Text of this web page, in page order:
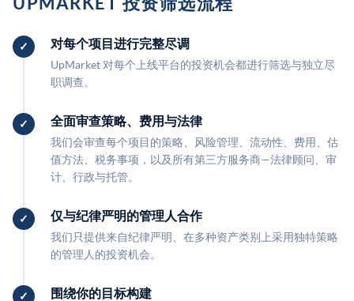
对每个项目进行完整尽调
UpMarket 对每个上线平台的投资机会都进行筛选与独立尽
职调查。
全面审查策略、费用与法律
我们会审查每个项目的策略、风险管理、流动性、费用、估
值方法、税务事项，以及所有第三方服务商—法律顾问、审
计、行政与托管。
仅与纪律严明的管理人合作
我们只提供来自纪律严明、在多种资产类别上采用独特策略
的管理人的投资机会。
围绕你的目标构建